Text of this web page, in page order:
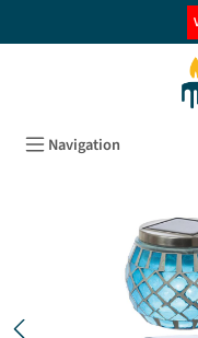
Navigation
Bildergalerie